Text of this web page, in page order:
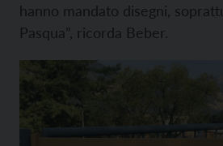
hanno mandato disegni,
Pasqua”, ricorda Beber.